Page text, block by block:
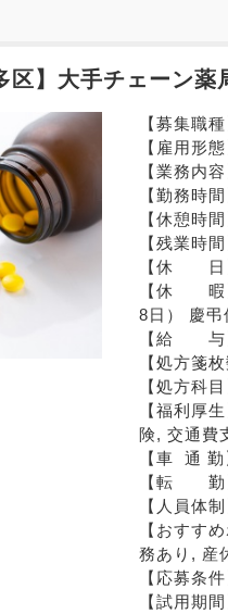
区】大手チェーン
【募集職
【雇用形
【業務内
【勤務時
【休憩時
【残業時
【休　　
【休　　
8日） 慶弔
【給　　
【処方箋
【処方科
【福利厚
険, 交通費
【車  通
【転　　
【人員体
【おすす
務あり, 産
【応募条
【試用期